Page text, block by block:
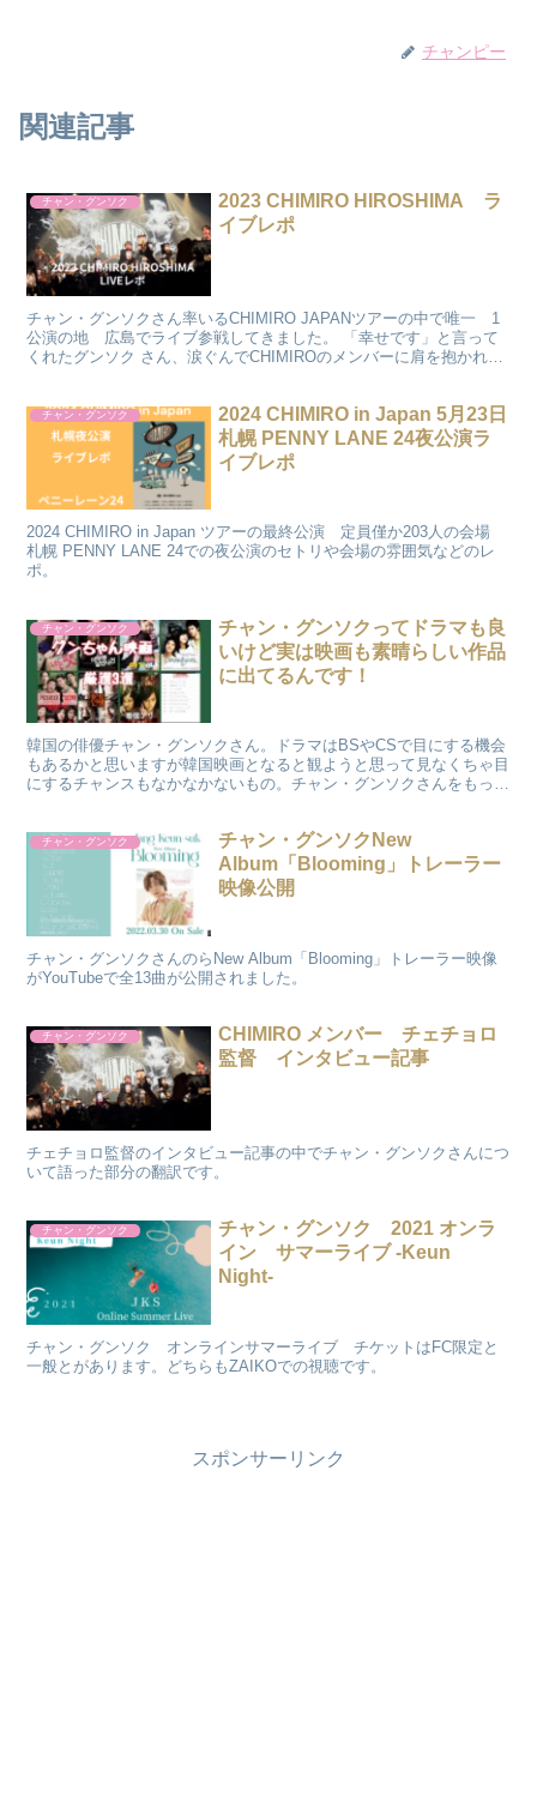
チャンピー
関連記事
チャン・グンソク
2023 CHIMIRO HIROSHIMA ラ
イブレポ
チャン・グンソクさん率いるCHIMIRO JAPANツアーの中で唯一 1
公演の地 広島でライブ参戦してきました。 「幸せです」と言って
くれたグンソク さん、涙ぐんでCHIMIROのメンバーに肩を抱かれて
チャン・グンソク
2024 CHIMIRO in Japan 5月23日
札幌 PENNY LANE 24夜公演ラ
イブレポ
2024 CHIMIRO in Japan ツアーの最終公演 定員僅か203人の会場
札幌 PENNY LANE 24での夜公演のセトリや会場の雰囲気などのレ
ポ。
チャン・グンソク
チャン・グンソクってドラマも良
いけど実は映画も素晴らしい作品
に出てるんです！
韓国の俳優チャン・グンソクさん。ドラマはBSやCSで目にする機会
もあるかと思いますが韓国映画となると観ようと思って見なくちゃ目
にするチャンスもなかなかないもの。チャン・グンソクさんをもっと
チャン・グンソク
チャン・グンソクNew
Album「Blooming」トレーラー
映像公開
チャン・グンソクさんのらNew Album「Blooming」トレーラー映像
がYouTubeで全13曲が公開されました。
チャン・グンソク
CHIMIRO メンバー チェチョロ
監督 インタビュー記事
チェチョロ監督のインタビュー記事の中でチャン・グンソクさんにつ
いて語った部分の翻訳です。
チャン・グンソク
チャン・グンソク 2021 オンラ
イン サマーライブ -Keun
Night-
チャン・グンソク オンラインサマーライブ チケットはFC限定と
一般とがあります。どちらもZAIKOでの視聴です。
スポンサーリンク